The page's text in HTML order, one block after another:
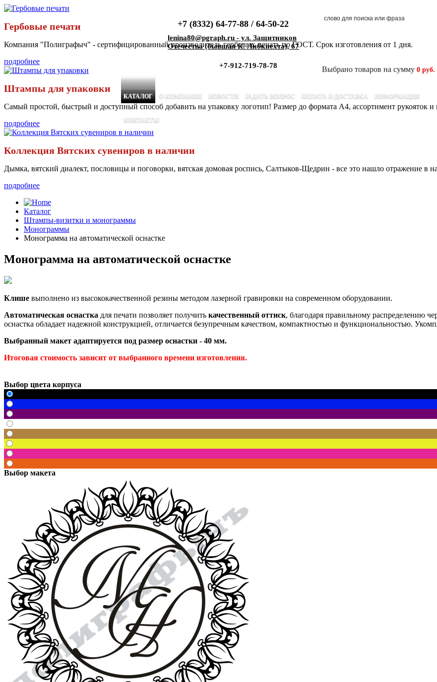
+7 (8332) 64-77-88 / 64-50-22
lenina80@pgraph.ru - ул. Защитников
Отечества (бывшая К. Либкнехта), 67
+7-912-719-78-78 Выбрано товаров на сумму 0 руб.
КАТАЛОГ О КОМПАНИИ НОВОСТИ ЗАДАТЬ ВОПРОС ОПЛАТА И ДОСТАВКА ИНФОРМАЦИЯ
КОНТАКТЫ
Гербовые печати
Компания "Полиграфыч" - сертифицированный производитель гербовых печать по ГОСТ. Срок изготовления от 1 дня.
подробнее
Штампы для упаковки
Самый простой, быстрый и доступный способ добавить на упаковку логотип! Размер до формата А4, ассортимент рукояток и
подробнее
Коллекция Вятских сувениров в наличии
Дымка, вятский диалект, пословицы и поговорки, вятская домовая роспись, Салтыков-Щедрин - все это нашло отражение в
подробнее
Каталог
Штампы-визитки и монограммы
Монограммы
Монограмма на автоматической оснастке
Монограмма на автоматической оснастке
Клише выполнено из высококачественной резины методом лазерной гравировки на современном оборудовании.
Автоматическая оснастка для печати позволяет получить качественный оттиск, благодаря правильному распределению
оснастка обладает надежной конструкцией, отличается безупречным качеством, компактностью и функциональностью.
Выбранный макет адаптируется под размер оснастки - 40 мм.
Итоговая стоимость зависит от выбранного времени изготовления.
Выбор цвета корпуса
Выбор макета